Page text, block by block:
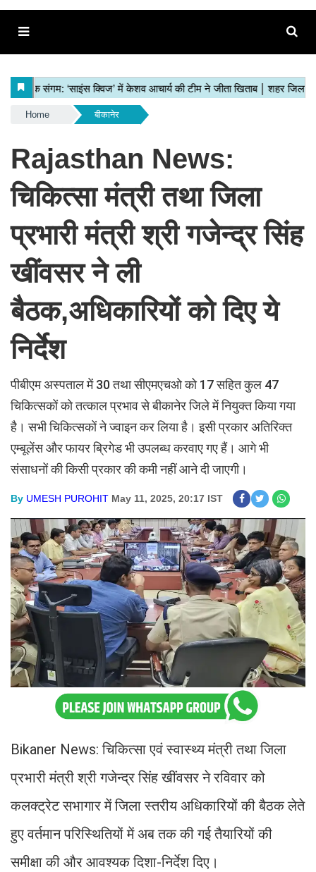
Home बीकानेर
Rajasthan News:
चिकित्सा मंत्री तथा जिला
प्रभारी मंत्री श्री गजेन्द्र सिंह
खींवसर ने ली
बैठक,अधिकारियों को दिए ये
निर्देश
पीबीएम अस्पताल में 30 तथा सीएमएचओ को 17 सहित कुल 47
चिकित्सकों को तत्काल प्रभाव से बीकानेर जिले में नियुक्त किया गया
है। सभी चिकित्सकों ने ज्वाइन कर लिया है। इसी प्रकार अतिरिक्त
एम्बूलेंस और फायर ब्रिगेड भी उपलब्ध करवाए गए हैं। आगे भी
संसाधनों की किसी प्रकार की कमी नहीं आने दी जाएगी।
By UMESH PUROHIT May 11, 2025, 20:17 IST
Bikaner News: चिकित्सा एवं स्वास्थ्य मंत्री तथा जिला
प्रभारी मंत्री श्री गजेन्द्र सिंह खींवसर ने रविवार को
कलक्ट्रेट सभागार में जिला स्तरीय अधिकारियों की बैठक लेते
हुए वर्तमान परिस्थितियों में अब तक की गई तैयारियों की
समीक्षा की और आवश्यक दिशा-निर्देश दिए।